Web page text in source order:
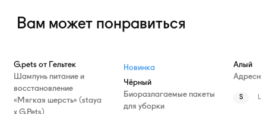
Вам может понравиться
G.pets от Гельтек
Шампунь питание и
восстановление
«Мягкая шерсть» (staya
Новинка
Чёрный
Биоразлагаемые пакеты
для уборки
Алый
S L